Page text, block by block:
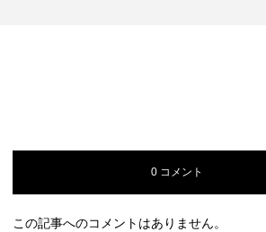
0 コメント
この記事へのコメントはありません。